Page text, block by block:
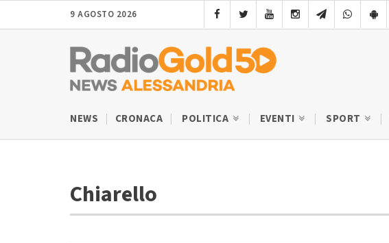
9 AGOSTO 2026
NEWS CRONACA POLITICA EVENTI SPORT
Chiarello